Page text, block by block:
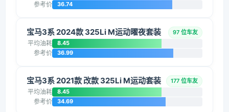
参考价 36.74
宝马3系 2024款 325Li M运动曜夜套装 97 位车友
平均油耗 8.45
参考价 36.99
宝马3系 2021款 改款 325Li M运动套装 177 位车友
平均油耗 8.45
参考价 34.69